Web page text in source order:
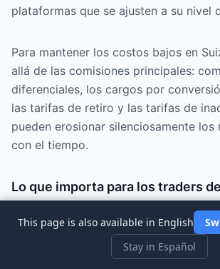
plataformas que se ajusten a su nivel
Para mantener los costos bajos en
allá de las comisiones principales:
diferenciales, los cargos por
las tarifas de retiro y las tarifas de
pueden erosionar silenciosamente los
con el tiempo.
Lo que importa para los traders
Comisiones realmente bajas en los
realmente negocias.
This page is also available in English
Stay in Español